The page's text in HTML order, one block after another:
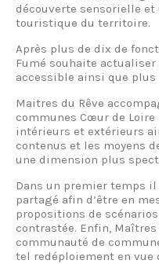
découverte sensorielle
touristique du territoire.
Après plus de dix de
Fumé souhaite
accessible ainsi que
Maitres du Rêve
communes Cœur de
intérieurs et extérieurs
contenus et les moyens
une dimension plus
Dans un premier temps
partagé afin d’être en
propositions de
contrastée. Enfin,
communauté de
tel redéploiement en vue